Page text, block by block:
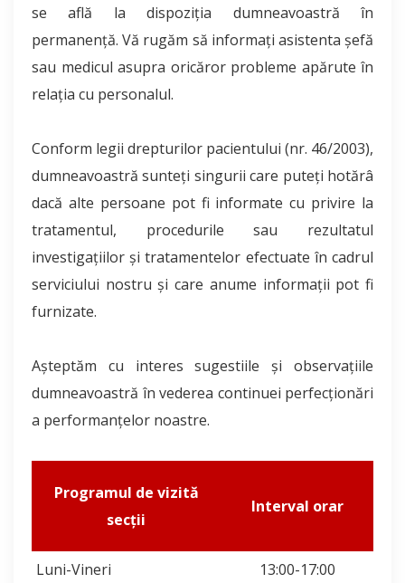
se află la dispoziţia dumneavoastră în
permanenţă. Vă rugăm să informaţi asistenta şefă
sau medicul asupra oricăror probleme apărute în
relaţia cu personalul.
Conform legii drepturilor pacientului (nr. 46/2003),
dumneavoastră sunteţi singurii care puteţi hotărâ
dacă alte persoane pot fi informate cu privire la
tratamentul, procedurile sau rezultatul
investigaţiilor şi tratamentelor efectuate în cadrul
serviciului nostru şi care anume informaţii pot fi
furnizate.
Aşteptăm cu interes sugestiile şi observaţiile
dumneavoastră în vederea continuei perfecţionări
a performanţelor noastre.
Programul de vizită
secții
Interval orar
Luni-Vineri 13:00-17:00